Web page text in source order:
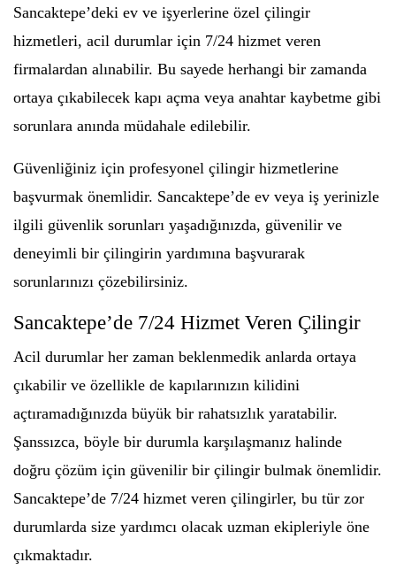
Sancaktepe’deki ev ve işyerlerine özel çilingir
hizmetleri, acil durumlar için 7/24 hizmet veren
firmalardan alınabilir. Bu sayede herhangi bir zamanda
ortaya çıkabilecek kapı açma veya anahtar kaybetme gibi
sorunlara anında müdahale edilebilir.
Güvenliğiniz için profesyonel çilingir hizmetlerine
başvurmak önemlidir. Sancaktepe’de ev veya iş yerinizle
ilgili güvenlik sorunları yaşadığınızda, güvenilir ve
deneyimli bir çilingirin yardımına başvurarak
sorunlarınızı çözebilirsiniz.
Sancaktepe’de 7/24 Hizmet Veren Çilingir
Acil durumlar her zaman beklenmedik anlarda ortaya
çıkabilir ve özellikle de kapılarınızın kilidini
açtıramadığınızda büyük bir rahatsızlık yaratabilir.
Şanssızca, böyle bir durumla karşılaşmanız halinde
doğru çözüm için güvenilir bir çilingir bulmak önemlidir.
Sancaktepe’de 7/24 hizmet veren çilingirler, bu tür zor
durumlarda size yardımcı olacak uzman ekipleriyle öne
çıkmaktadır.